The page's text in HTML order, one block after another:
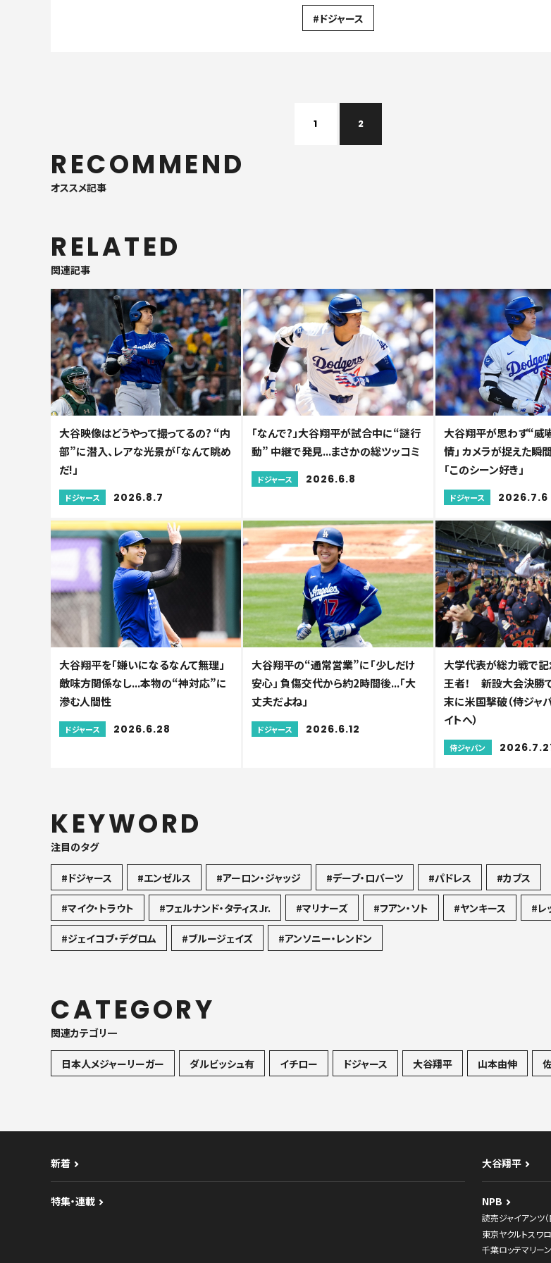
#ドジャース
1 2
RECOMMEND
オススメ記事
RELATED
関連記事
大谷映像はどうやって撮ってるの? “内
部”に潜入、レアな光景が「なんて眺め
だ!」
ドジャース 2026.8.7
「なんで?」大谷翔平が試合中に“謎行
動” 中継で発見...まさかの総ツッコミ
ドジャース 2026.6.8
大谷翔平が思わず“威
情」 カメラが捉えた瞬
「このシーン好き」
ドジャース 2026.7.6
大谷翔平を「嫌いになるなんて無理」
敵味方関係なし...本物の“神対応”に
滲む人間性
ドジャース 2026.6.28
大谷翔平の“通常営業”に「少しだけ
安心」 負傷交代から約2時間後...「大
丈夫だよね」
ドジャース 2026.6.12
大学代表が総力戦で記
王者！ 新設大会決勝
末に米国撃破（侍ジャ
イトへ）
侍ジャパン
KEYWORD
注目のタグ
#ドジャース #エンゼルス #アーロン・ジャッジ #デーブ・ロバーツ #パドレス #カブス
#マイク・トラウト #フェルナンド・タティスJr. #マリナーズ #フアン・ソト #ヤンキース #レ
#ジェイコブ・デグロム #ブルージェイズ #アンソニー・レンドン
CATEGORY
関連カテゴリ一
日本人メジャーリーガー ダルビッシュ有 イチロー ドジャース 大谷翔平 山本由伸
新着 大谷翔平
特集・連載 NPB
読売ジャイアンツ（
東京ヤクルトスワ
千葉ロッテマリー